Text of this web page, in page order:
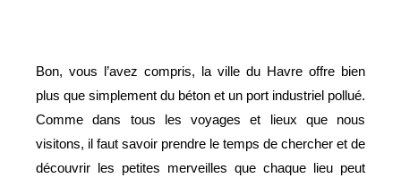
Bon, vous l’avez compris, la ville du Havre offre bien
plus que simplement du béton et un port industriel pollué.
Comme dans tous les voyages et lieux que nous
visitons, il faut savoir prendre le temps de chercher et de
découvrir les petites merveilles que chaque lieu peut